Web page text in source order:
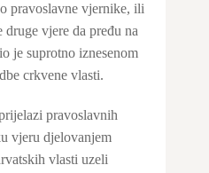
pravoslavne vjernike, ili
vjere da pređu na
je suprotno iznesenom
crkvene vlasti.
pravoslavnih
vjeru djelovanjem
vlasti uzeli